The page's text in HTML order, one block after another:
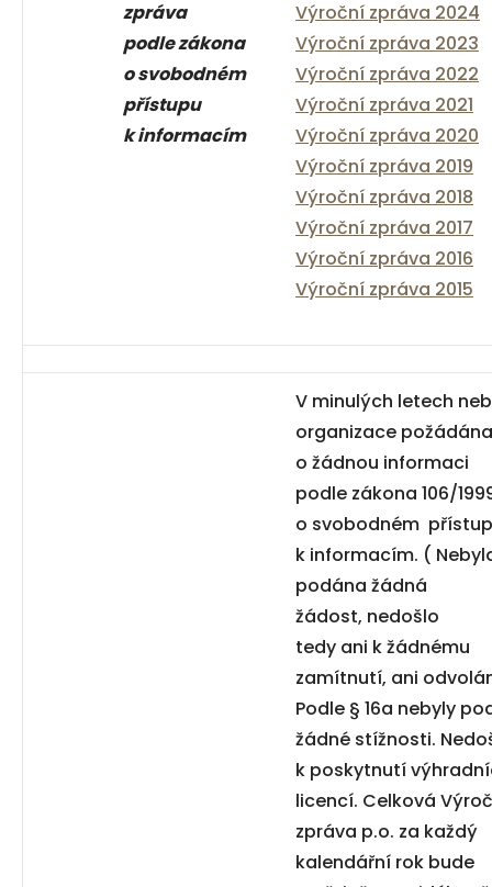
zpráva
podle zákona
o svobodném
přístupu
k informacím
Výroční zpráva 2024
Výroční zpráva 2023
Výroční zpráva 2022
Výroční zpráva 2021
Výroční zpráva 2020
Výroční zpráva 2019
Výroční zpráva 2018
Výroční zpráva 2017
Výroční zpráva 2016
Výroční zpráva 2015
V minulých letech
organizace požádána
o žádnou informaci
podle zákona 106/
o svobodném
k informacím. (
podána žádná
žádost, nedošlo
tedy ani k žádnému
zamítnutí, ani
Podle § 16a nebyly
žádné stížnosti.
k poskytnutí
licencí. Celková
zpráva p.o. za každý
kalendářní rok bude